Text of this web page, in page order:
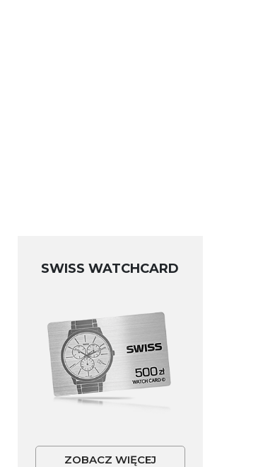
SWISS WATCHCARD
ZOBACZ WIĘCEJ